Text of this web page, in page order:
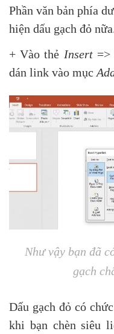
Phần văn bản phía
hiện dấu gạch đỏ
+ Vào thẻ Insert=>
dán link vào mục
Như vậy bạn đã
gạch
Dấu gạch đỏ có
khi bạn chèn siêu